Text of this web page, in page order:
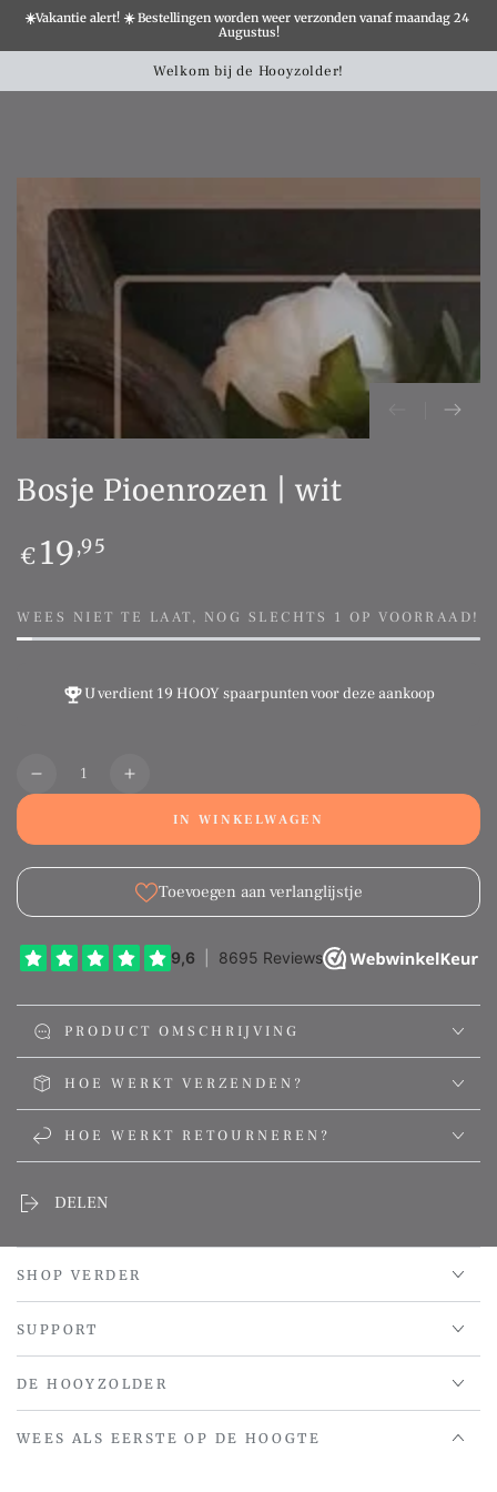
☀️Vakantie alert! ☀️ Bestellingen worden weer verzonden vanaf maandag 24
Augustus!
MISSING:Welkom bij de Hooyzolder!
Bosje Pioenrozen | wit
Normale
prijs
€ 19,95
WEES NIET TE LAAT, NOG SLECHTS 1 OP VOORRAAD!
U verdient 19 HOOY spaarpuntenvoor deze aankoop
Aantal
Translation
nl.products.product.quantity.decrease
Translation
nl.products.product.quantity.increase
IN WINKELWAGEN
Toevoegen aan verlanglijstje
PRODUCT OMSCHRIJVING
HOE WERKT VERZENDEN?
HOE WERKT RETOURNEREN?
DELEN
SHOP VERDER
SUPPORT
DE HOOYZOLDER
WEES ALS EERSTE OP DE HOOGTE